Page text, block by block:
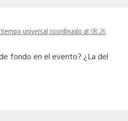
tiempo universal coordinado at 08:26
fondo en el evento? ¿La del